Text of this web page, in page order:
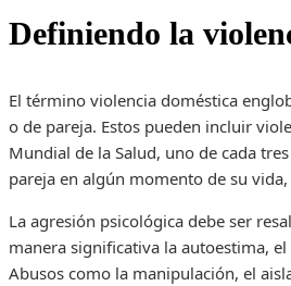
Definiendo la
El término violencia doméstica
o de pareja. Estos pueden incluir
Mundial de la Salud, uno de cada
pareja en algún momento de su
La agresión psicológica debe ser
manera significativa la autoestima,
Abusos como la manipulación, el